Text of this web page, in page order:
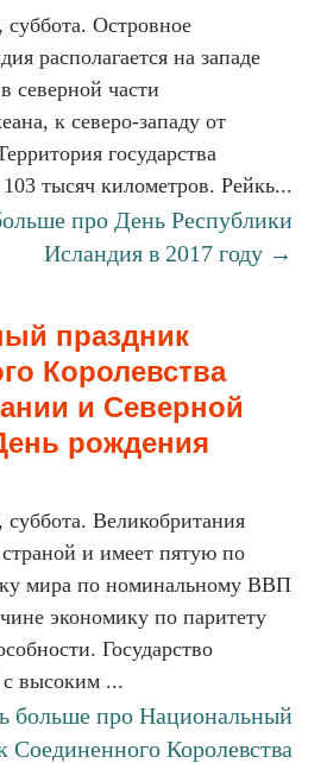
Островное
располагается на западе
северной части
к северо-западу от
государства
тысяч километров. Рейкь...
про День Республики
Исландия в 2017 году →
праздник
Королевства
и Северной
рождения
Великобритания
страной и имеет пятую по
мира по номинальному ВВП
экономику по паритету
Государство
с высоким ...
больше про Национальный
Соединенного Королевства